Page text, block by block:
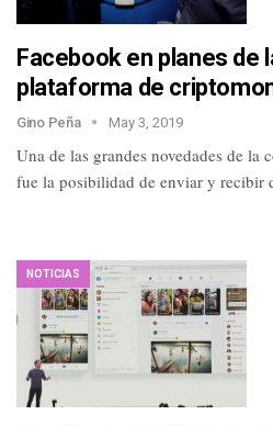
Facebook en planes de
plataforma de
Gino Peña May 3, 2019
Una de las grandes novedades de la
fue la posibilidad de enviar y
NOTICIAS